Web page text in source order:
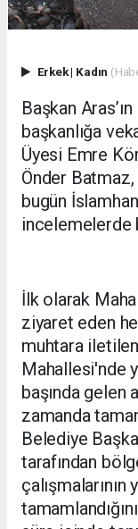
Erkek| Kadın
Başkan
başkanlığa
Üyesi Emre
Önder
bugün
incelemelerde
İlk olarak
ziyaret eden
muhtara
Mahallesi'nde
başında gelen
zamanda
Belediye
tarafından
çalışmalarının